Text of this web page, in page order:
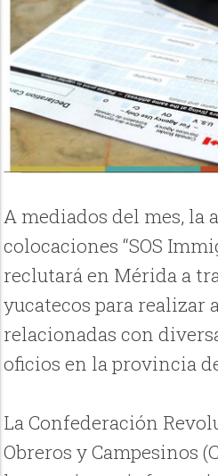
A mediados del mes, la
colocaciones “SOS
reclutará en Mérida a
yucatecos para realizar
relacionadas con
oficios en la provincia
La Confederación
Obreros y Campesinos